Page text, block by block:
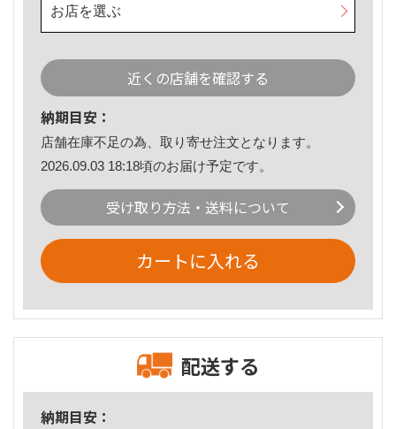
お店を選ぶ
近くの店舗を確認する
納期目安：
店舗在庫不足の為、取り寄せ注文となります。
2026.09.03 18:18頃のお届け予定です。
受け取り方法・送料について
カートに入れる
配送する
納期目安：